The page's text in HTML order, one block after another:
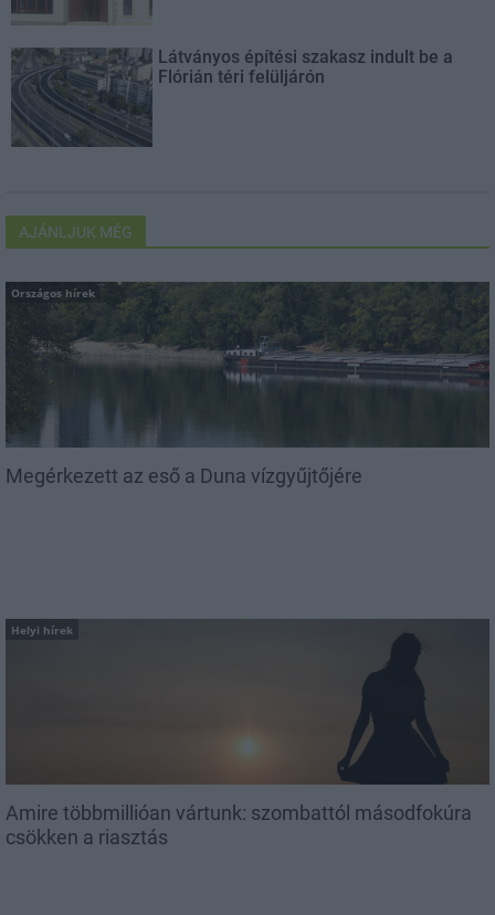
Látványos építési szakasz indult be a
Flórián téri felüljárón
AJÁNLJUK MÉG
Országos hírek
Megérkezett az eső a Duna vízgyűjtőjére
Helyi hírek
Amire többmillióan vártunk: szombattól másodfokúra
csökken a riasztás